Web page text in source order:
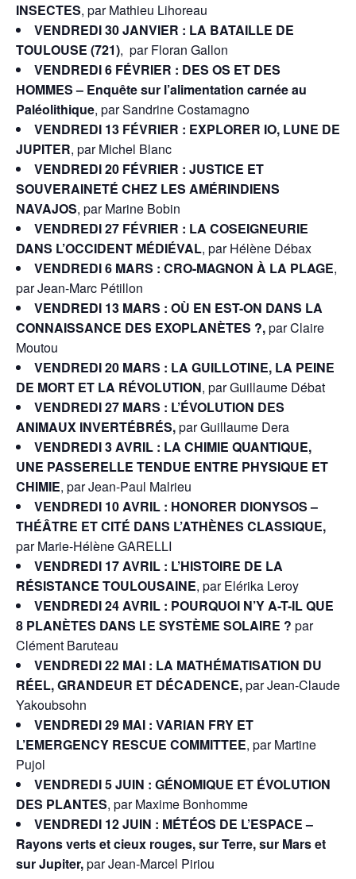
INSECTES, par Mathieu Lihoreau
VENDREDI 30 JANVIER : LA BATAILLE DE
TOULOUSE (721), par Floran Gallon
VENDREDI 6 FÉVRIER : DES OS ET DES
HOMMES – Enquête sur l’alimentation carnée au
Paléolithique, par Sandrine Costamagno
VENDREDI 13 FÉVRIER : EXPLORER IO, LUNE DE
JUPITER, par Michel Blanc
VENDREDI 20 FÉVRIER : JUSTICE ET
SOUVERAINETÉ CHEZ LES AMÉRINDIENS
NAVAJOS, par Marine Bobin
VENDREDI 27 FÉVRIER : LA COSEIGNEURIE
DANS L’OCCIDENT MÉDIÉVAL, par Hélène Débax
VENDREDI 6 MARS : CRO-MAGNON À LA PLAGE,
par Jean-Marc Pétillon
VENDREDI 13 MARS : OÙ EN EST-ON DANS LA
CONNAISSANCE DES EXOPLANÈTES ?,par Claire
Moutou
VENDREDI 20 MARS : LA GUILLOTINE, LA PEINE
DE MORT ET LA RÉVOLUTION, par Guillaume Débat
VENDREDI 27 MARS : L’ÉVOLUTION DES
ANIMAUX INVERTÉBRÉS,par Guillaume Dera
VENDREDI 3 AVRIL : LA CHIMIE QUANTIQUE,
UNE PASSERELLE TENDUE ENTRE PHYSIQUE ET
CHIMIE, par Jean-Paul Malrieu
VENDREDI 10 AVRIL : HONORER DIONYSOS –
THÉÂTRE ET CITÉ DANS L’ATHÈNES CLASSIQUE,
par Marie-Hélène GARELLI
VENDREDI 17 AVRIL : L’HISTOIRE DE LA
RÉSISTANCE TOULOUSAINE, par Elérika Leroy
VENDREDI 24 AVRIL : POURQUOI N’Y A-T-IL QUE
8 PLANÈTES DANS LE SYSTÈME SOLAIRE ? par
Clément Baruteau
VENDREDI 22 MAI : LA MATHÉMATISATION DU
RÉEL, GRANDEUR ET DÉCADENCE,par Jean-Claude
Yakoubsohn
VENDREDI 29 MAI : VARIAN FRY ET
L’EMERGENCY RESCUE COMMITTEE, par Martine
Pujol
VENDREDI 5 JUIN : GÉNOMIQUE ET ÉVOLUTION
DES PLANTES, par Maxime Bonhomme
VENDREDI 12 JUIN : MÉTÉOS DE L’ESPACE –
Rayons verts et cieux rouges, sur Terre, sur Mars et
sur Jupiter,par Jean-Marcel Piriou